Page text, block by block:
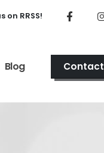
on RRSS!
Blog Contact